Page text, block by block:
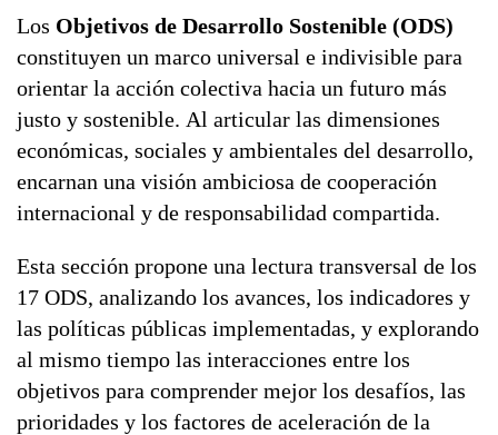
G7 / G20
TODOS LOS TEMAS
Los Objetivos de Desarrollo Sostenible (ODS)
constituyen un marco universal e indivisible para
orientar la acción colectiva hacia un futuro más
justo y sostenible. Al articular las dimensiones
económicas, sociales y ambientales del desarrollo,
encarnan una visión ambiciosa de cooperación
internacional y de responsabilidad compartida.
Esta sección propone una lectura transversal de los
17 ODS, analizando los avances, los indicadores y
las políticas públicas implementadas, y explorando
al mismo tiempo las interacciones entre los
objetivos para comprender mejor los desafíos, las
prioridades y los factores de aceleración de la